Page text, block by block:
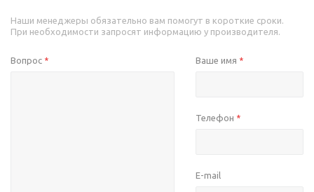
Наши менеджеры обязательно вам помогут в короткие сроки.
При необходимости запросят информацию у производителя.
Вопрос * Ваше имя *
Телефон *
E-mail